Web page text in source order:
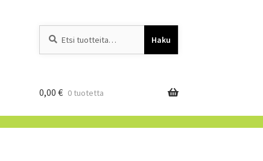
Haku
0,00 € 0 tuotetta